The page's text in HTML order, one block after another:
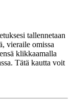
tallennetaan
vieraile omissa
klikkaamalla
Tätä kautta voit